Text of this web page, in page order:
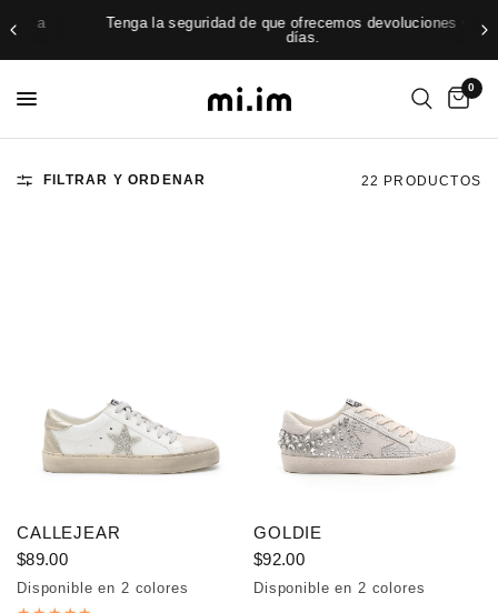
Tenga la seguridad de que ofrecemos devoluciones en 30
0
FILTRAR Y ORDENAR 22 PRODUCTOS
CALLEJEAR
$89.00
Oro blanco
Brown
Disponible en 2 colores
GOLDIE
$92.00
Silver
Beige
Disponible en 2 colores